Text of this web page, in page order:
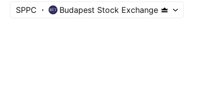
SPPC Budapest Stock Exchange